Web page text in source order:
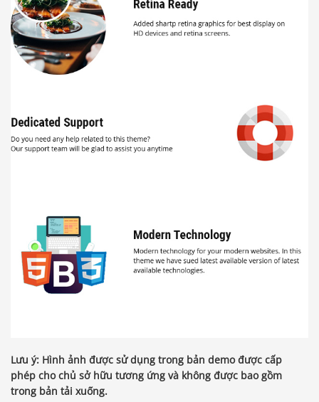
Lưu ý: Hình ảnh được sử dụng trong bản demo được cấp
phép cho chủ sở hữu tương ứng và không được bao gồm
trong bản tải xuống.